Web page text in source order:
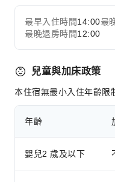
最早入住時間14:00最
最晚退房時間12:00
兒童與加床政策
本住宿無最小入住年齡限
年齡
嬰兒2 歲及以下